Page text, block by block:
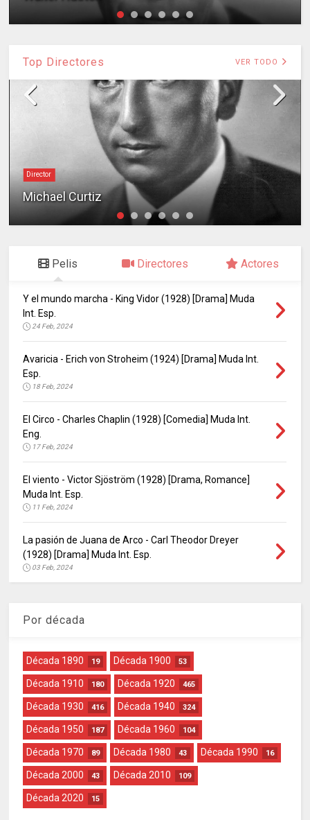
Top Directores VER TODO
Director
Michael Curtiz
Pelis Directores Actores
Y el mundo marcha - King Vidor (1928) [Drama] Muda
Int. Esp.
24 Feb, 2024
Avaricia - Erich von Stroheim (1924) [Drama] Muda Int.
Esp.
18 Feb, 2024
El Circo - Charles Chaplin (1928) [Comedia] Muda Int.
Eng.
17 Feb, 2024
El viento - Victor Sjöström (1928) [Drama, Romance]
Muda Int. Esp.
11 Feb, 2024
La pasión de Juana de Arco - Carl Theodor Dreyer
(1928) [Drama] Muda Int. Esp.
03 Feb, 2024
Por década
Década 1890 19 Década 1900 53
Década 1910 180 Década 1920 465
Década 1930 416 Década 1940 324
Década 1950 187 Década 1960 104
Década 1970 89 Década 1980 43 Década 1990 16
Década 2000 43 Década 2010 109
Década 2020 15